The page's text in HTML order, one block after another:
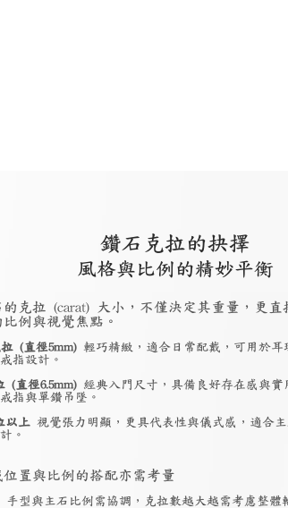
鑽石克拉的抉擇
風格與比例的精妙平衡
的克拉 (carat) 大小，不僅決定其重量，更直
比例與視覺焦點。
拉 (直徑5mm) 輕巧精緻，適合日常配戴，可用於耳
指設計。
(直徑6.5mm) 經典入門尺寸，具備良好存在感與實
指與單鑽吊墜。
以上 視覺張力明顯，更具代表性與儀式感，適合
。
位置與比例的搭配亦需考量
手型與主石比例需協調，克拉數越大越需考慮整體